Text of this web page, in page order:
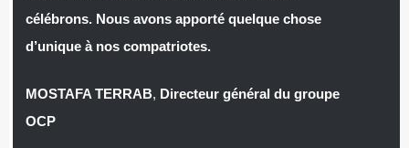
célébrons. Nous avons apporté quelque chose
d’unique à nos compatriotes.
MOSTAFA TERRAB, Directeur général du groupe
OCP